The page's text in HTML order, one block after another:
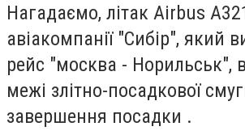
Нагадаємо, літак Airbus
авіакомпанії "Сибір", який
рейс "москва - Норильськ",
межі злітно-посадкової
завершення посадки .